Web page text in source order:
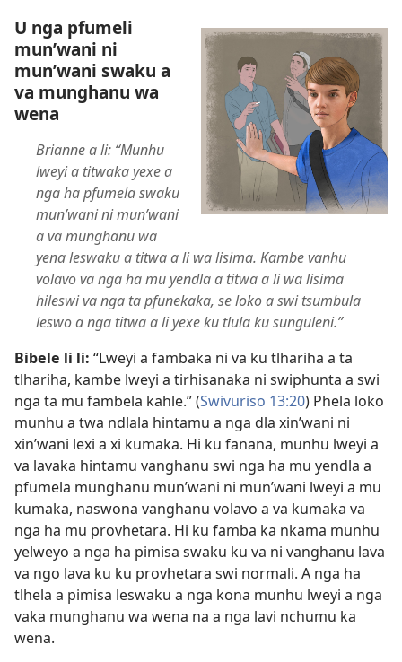
U nga pfumeli
mun’wani ni
mun’wani swaku a
va munghanu wa
wena
Brianne a li: “Munhu
lweyi a titwaka yexe a
nga ha pfumela swaku
mun’wani ni mun’wani
a va munghanu wa
yena leswaku a titwa a li wa lisima. Kambe vanhu
volavo va nga ha mu yendla a titwa a li wa lisima
hileswi va nga ta pfunekaka, se loko a swi tsumbula
leswo a nga titwa a li yexe ku tlula ku sunguleni.”
Bibele li li: “Lweyi a fambaka ni va ku tlhariha a ta
tlhariha, kambe lweyi a tirhisanaka ni swiphunta a swi
nga ta mu fambela kahle.” (Swivuriso 13:20) Phela loko
munhu a twa ndlala hintamu a nga dla xin’wani ni
xin’wani lexi a xi kumaka. Hi ku fanana, munhu lweyi a
va lavaka hintamu vanghanu swi nga ha mu yendla a
pfumela munghanu mun’wani ni mun’wani lweyi a mu
kumaka, naswona vanghanu volavo a va kumaka va
nga ha mu provhetara. Hi ku famba ka nkama munhu
yelweyo a nga ha pimisa swaku ku va ni vanghanu lava
va ngo lava ku ku provhetara swi normali. A nga ha
tlhela a pimisa leswaku a nga kona munhu lweyi a nga
vaka munghanu wa wena na a nga lavi nchumu ka
wena.